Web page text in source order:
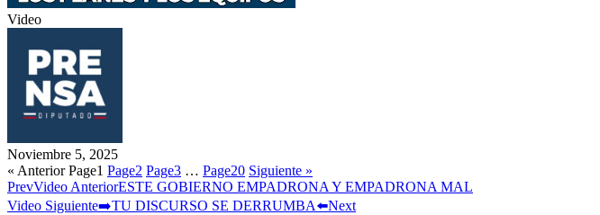
Video
Noviembre 5, 2025
« Anterior Page1 Page2 Page3 … Page20 Siguiente »
PrevVideo AnteriorESTE GOBIERNO EMPADRONA Y EMPADRONA MAL
Video Siguiente➡️TU DISCURSO SE DERRUMBA⬅️Next